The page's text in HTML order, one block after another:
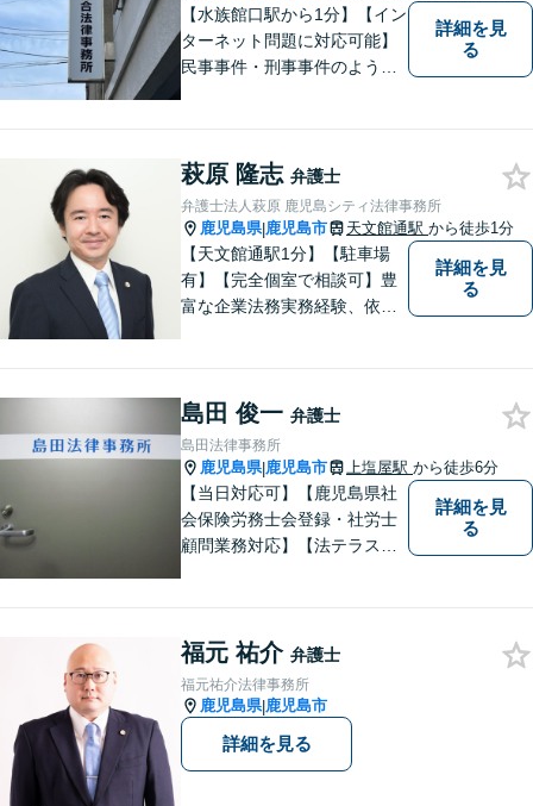
【水族館口駅から1分】【イン
ターネット問題に対応可能】
民事事件・刑事事件のような
合わせも受け付けておりま
す。お気軽にご相談くださ
い。
詳細を見
る
萩原 隆志 弁護士
弁護士法人萩原 鹿児島シティ法律事務所
鹿児島県|鹿児島市 天文館通駅 から徒歩1分
【天文館通駅1分】【駐車場
有】【完全個室で相談可】豊
富な企業法務実務経験、依頼
を傾け、依頼者の悩みに寄り
添って助言や提案を提供して
参ります。 お気軽にご相談く
ださい。
詳細を見
る
島田 俊一 弁護士
島田法律事務所
鹿児島県|鹿児島市 上塩屋駅 から徒歩6分
【当日対応可】【鹿児島県社
会保険労務士会登録・社労士
顧問業務対応】【法テラス対
詳細を見
る
福元 祐介 弁護士
福元祐介法律事務所
鹿児島県|鹿児島市
詳細を見る